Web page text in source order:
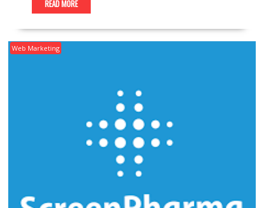
READ MORE
Web Marketing